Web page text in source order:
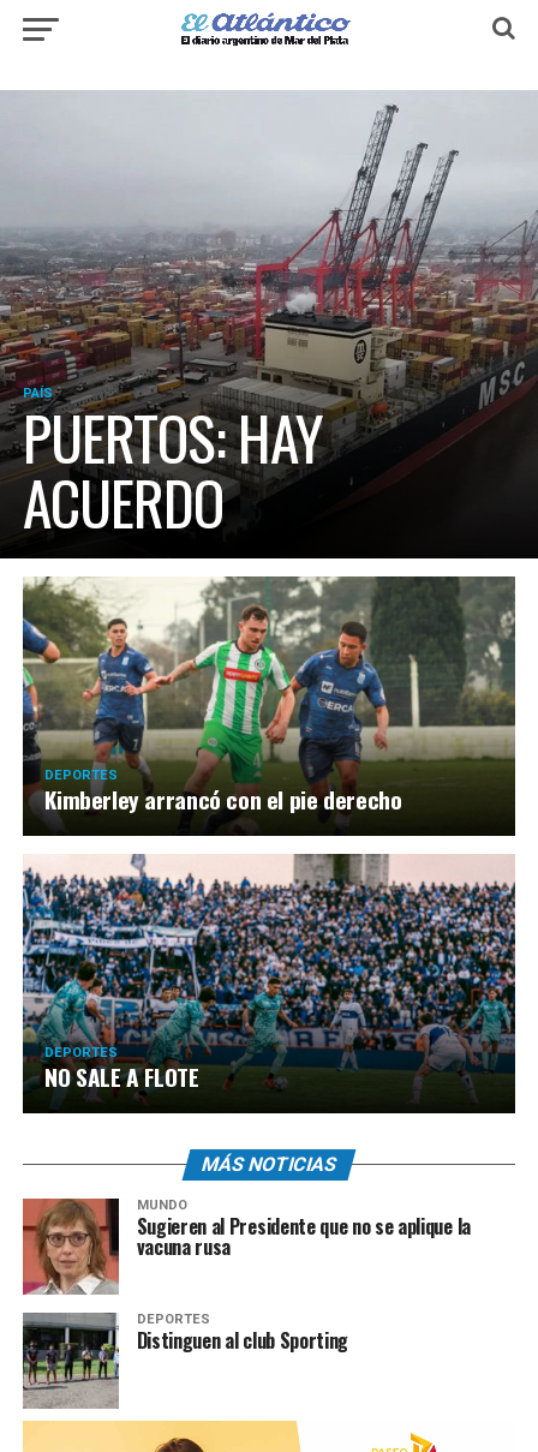
PAÍS
PUERTOS: HAY
ACUERDO
DEPORTES
Kimberley arrancó con el pie derecho
DEPORTES
NO SALE A FLOTE
MÁS NOTICIAS
MUNDO
Sugieren al Presidente que no se aplique la
vacuna rusa
DEPORTES
Distinguen al club Sporting